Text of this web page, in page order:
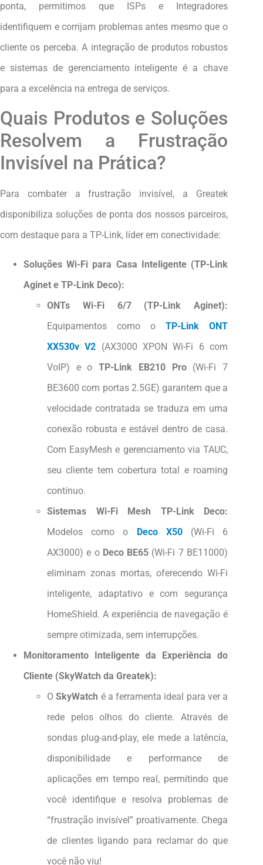
ponta, permitimos que ISPs e Integradores
identifiquem e corrijam problemas antes mesmo que o
cliente os perceba. A integração de produtos robustos
e sistemas de gerenciamento inteligente é a chave
para a excelência na entrega de serviços.
Quais Produtos e Soluções
Resolvem a Frustração
Invisível na Prática?
Para combater a frustração invisível, a Greatek
disponibiliza soluções de ponta dos nossos parceiros,
com destaque para a TP-Link, líder em conectividade:
Soluções Wi-Fi para Casa Inteligente (TP-Link
Aginet e TP-Link Deco):
ONTs Wi-Fi 6/7 (TP-Link Aginet):
Equipamentos como o TP-Link ONT
XX530v V2 (AX3000 XPON Wi-Fi 6 com
VoIP) e oTP-Link EB210 Pro(Wi-Fi 7
BE3600 com portas 2.5GE) garantem que a
velocidade contratada se traduza em uma
conexão robusta e estável dentro de casa.
Com EasyMesh e gerenciamento via TAUC,
seu cliente tem cobertura total e roaming
contínuo.
Sistemas Wi-Fi Mesh TP-Link Deco:
Modelos como o Deco X50(Wi-Fi 6
AX3000) e o Deco BE65 (Wi-Fi 7 BE11000)
eliminam zonas mortas, oferecendo Wi-Fi
inteligente, adaptativo e com segurança
HomeShield. A experiência de navegação é
sempre otimizada, sem interrupções.
Monitoramento Inteligente da Experiência do
Cliente (SkyWatch da Greatek):
OSkyWatch é a ferramenta ideal para ver a
rede pelos olhos do cliente. Através de
sondas plug-and-play, ele mede a latência,
disponibilidade e performance de
aplicações em tempo real, permitindo que
você identifique e resolva problemas de
“frustração invisível” proativamente. Chega
de clientes ligando para reclamar do que
você não viu!